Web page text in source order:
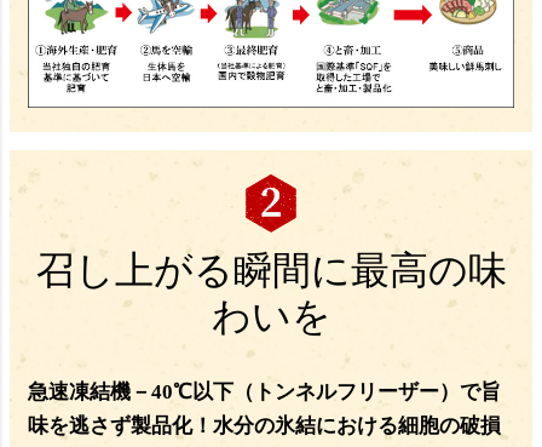
召し上がる瞬間に最高の味
わいを
急速凍結機－40℃以下（トンネルフリーザー）で旨
味を逃さず製品化！水分の氷結における細胞の破損